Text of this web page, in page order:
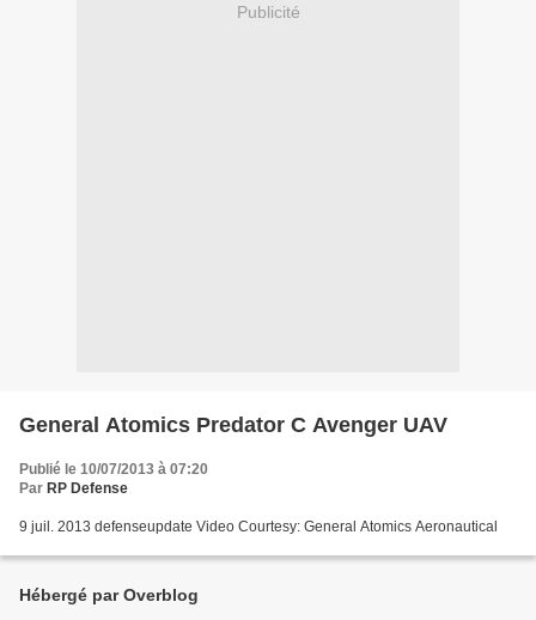
Publicité
General Atomics Predator C Avenger UAV
Publié le 10/07/2013 à 07:20
Par RP Defense
9 juil. 2013 defenseupdate Video Courtesy: General Atomics Aeronautical
Hébergé par Overblog